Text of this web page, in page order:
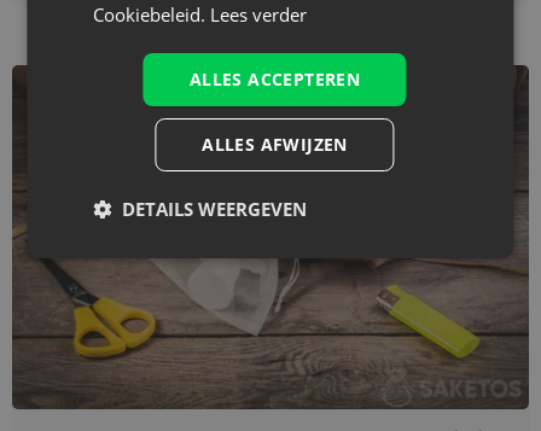
Cookiebeleid. Lees verder
ALLES ACCEPTEREN
ALLES AFWIJZEN
DETAILS WEERGEVEN